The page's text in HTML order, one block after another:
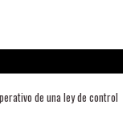
de una ley de control